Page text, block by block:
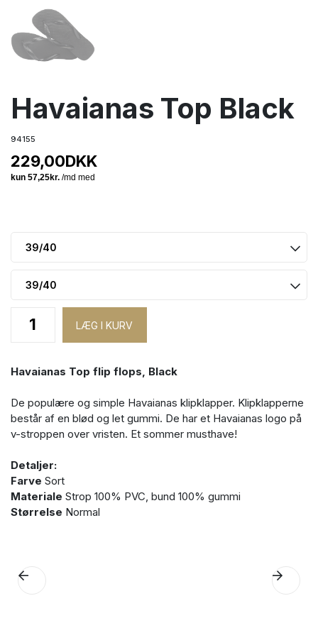
Havaianas Top Black
94155
229,00DKK
Havaianas Top flip flops, Black
De populære og simple Havaianas klipklapper. Klipklapperne
består af en blød og let gummi. De har et Havaianas logo på
v-stroppen over vristen. Et sommer musthave!
Detaljer:
Farve Sort
Materiale Strop 100% PVC, bund 100% gummi
Størrelse Normal